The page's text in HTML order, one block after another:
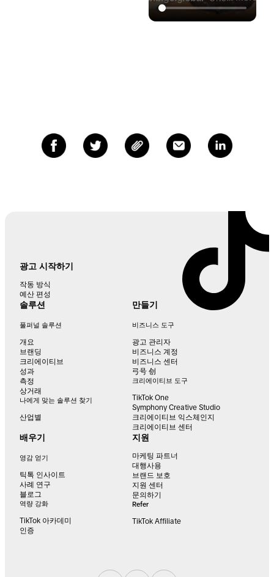
광고 시작하기
작동 방식
예산 편성
솔루션
풀퍼널 솔루션
개요
브랜딩
크리에이티브
성과
측정
상거래
나에게 맞는 솔루션 찾기
산업별
만들기
비즈니스 도구
광고 관리자
비즈니스 계정
비즈니스 센터
弓号 创
크리에이티브 도구
TikTok One
Symphony Creative Studio
크리에이티브 익스체인지
크리에이티브 센터
배우기
영감 얻기
틱톡 인사이트
사례 연구
블로그
역량 강화
TikTok 아카데미
인증
지원
마케팅 파트너
대행사용
브랜드 보호
지원 센터
문의하기
Refer
TikTok Affiliate